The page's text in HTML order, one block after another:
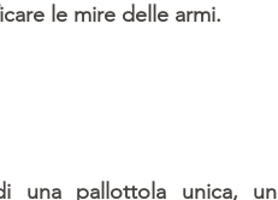
le mire delle armi.
una pallottola unica, un